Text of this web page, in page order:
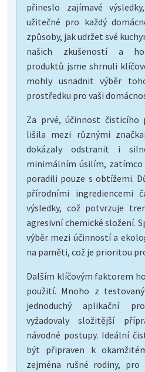
přineslo zajímavé
užitečné pro každý
způsoby, jak udržet své
našich zkušeností a
produktů jsme shrnuli
mohly usnadnit výběr
prostředku pro vaši
Za prvé, účinnost čisticího
lišila mezi různými
dokázaly odstranit i
minimálním úsilím,
poradili pouze s obtížemi.
přírodními ingrediencemi
výsledky, což potvrzuje
agresivní chemické složení.
výběr mezi účinností a
na paměti, což je prioritou
Dalším klíčovým faktorem
použití. Mnoho z
jednoduchý aplikační
vyžadovaly složitější
návodné postupy. Ideální
být připraven k
zejména rušné rodiny,